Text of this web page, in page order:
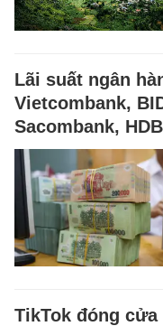
Lãi suất ngân
Vietcombank,
Sacombank,
TikTok đóng